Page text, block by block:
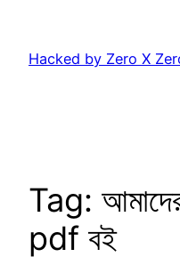
content
Hacked by Zero X
Tag:
pdf বই